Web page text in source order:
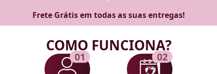
Frete Grátis em todas as suas entregas!
COMO FUNCIONA?
01 02